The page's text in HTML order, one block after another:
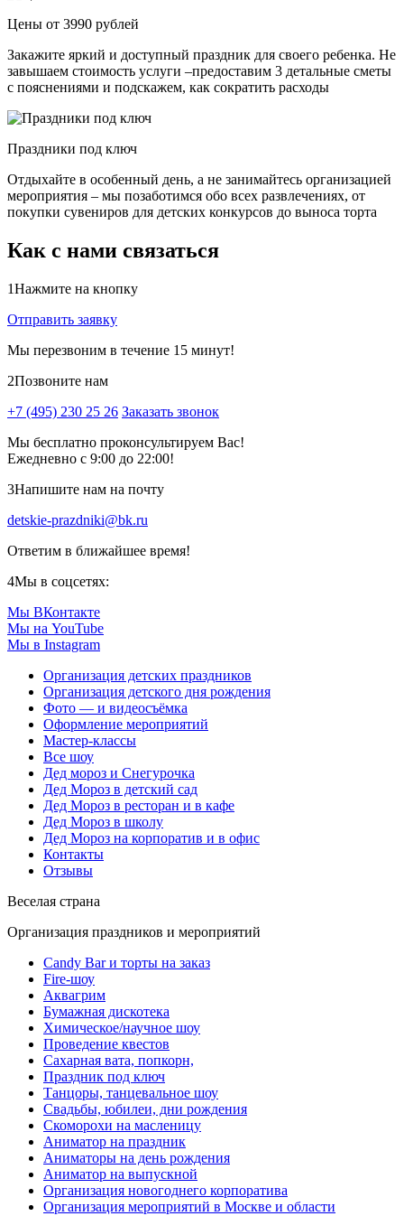
Цены от 3990 рублей
Закажите яркий и доступный праздник для своего ребенка. Не
завышаем стоимость услуги –предоставим 3 детальные сметы
с пояснениями и подскажем, как сократить расходы
Праздники под ключ
Отдыхайте в особенный день, а не занимайтесь организацией
мероприятия – мы позаботимся обо всех развлечениях, от
покупки сувениров для детских конкурсов до выноса торта
Как с нами связаться
1Нажмите на кнопку
Отправить заявку
Мы перезвоним в течение 15 минут!
2Позвоните нам
+7 (495) 230 25 26 Заказать звонок
Мы бесплатно проконсультируем Вас!
Ежедневно с 9:00 до 22:00!
3Напишите нам на почту
detskie-prazdniki@bk.ru
Ответим в ближайшее время!
4Мы в соцсетях:
Мы ВКонтакте
Мы на YouTube
Мы в Instagram
Организация детских праздников
Организация детского дня рождения
Фото — и видеосъёмка
Оформление мероприятий
Мастер-классы
Все шоу
Дед мороз и Снегурочка
Дед Мороз в детский сад
Дед Мороз в ресторан и в кафе
Дед Мороз в школу
Дед Мороз на корпоратив и в офис
Контакты
Отзывы
Веселая страна
Организация праздников и мероприятий
Candy Bar и торты на заказ
Fire-шоу
Аквагрим
Бумажная дискотека
Химическое/научное шоу
Проведение квестов
Сахарная вата, попкорн,
Праздник под ключ
Танцоры, танцевальное шоу
Свадьбы, юбилеи, дни рождения
Скоморохи на масленицу
Аниматор на праздник
Аниматоры на день рождения
Аниматор на выпускной
Организация новогоднего корпоратива
Организация мероприятий в Москве и области